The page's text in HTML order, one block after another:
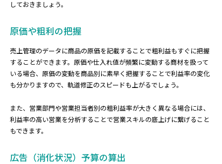
しておきましょう。
原価や粗利の把握
売上管理のデータに商品の原価を記載することで粗利益もすぐに把握
することができます。原価や仕入れ値が頻繁に変動する商材を扱って
いる場合、原価の変動を商品別に素早く把握することで利益率の変化
も分かりますので、軌道修正のスピードも上がるでしょう。
また、営業部門や営業担当者別の粗利益率が大きく異なる場合には、
利益率の高い営業を分析することで営業スキルの底上げに繋げること
もできます。
広告（消化状況）予算の算出